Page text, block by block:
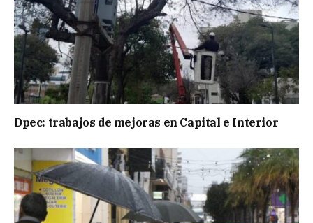
Dpec: trabajos de mejoras en Capital e Interior